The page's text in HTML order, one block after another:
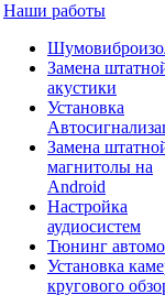
Наши работы
Замена
акустики
Установка
Замена
магнитолы на
Android
Настройка
аудиосистем
Тюнинг
Установка
кругового